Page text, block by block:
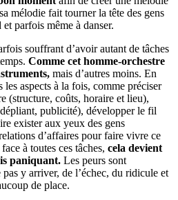
mélodie fait tourner la tête des gens
parfois même à danser.
souffrant d’avoir autant de tâches
Comme cet homme-orchestre
mais d’autres moins. En
les aspects à la fois, comme préciser
(structure, coûts, horaire et lieu),
publicité), développer le fil
exister aux yeux des gens
d’affaires pour faire vivre ce
à toutes ces tâches, cela devient
paniquant. Les peurs sont
y arriver, de l’échec, du ridicule et
de place.